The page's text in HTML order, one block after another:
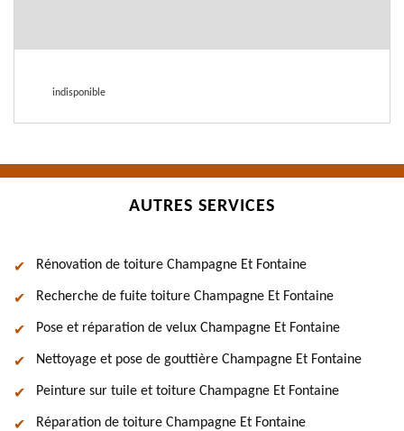
indisponible
AUTRES SERVICES
Rénovation de toiture Champagne Et Fontaine
Recherche de fuite toiture Champagne Et Fontaine
Pose et réparation de velux Champagne Et Fontaine
Nettoyage et pose de gouttière Champagne Et Fontaine
Peinture sur tuile et toiture Champagne Et Fontaine
Réparation de toiture Champagne Et Fontaine